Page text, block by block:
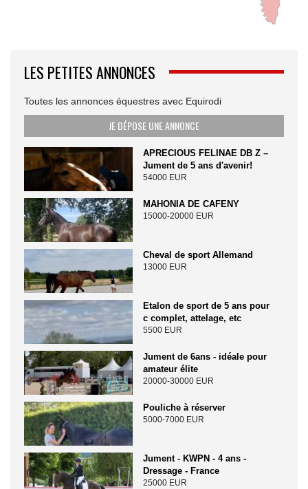
LES PETITES ANNONCES
Toutes les annonces équestres avec Equirodi
JE DÉPOSE UNE ANNONCE
APRECIOUS FELINAE DB Z –
Jument de 5 ans d'avenir!
54000 EUR
MAHONIA DE CAFENY
15000-20000 EUR
Cheval de sport Allemand
13000 EUR
Etalon de sport de 5 ans pour
c complet, attelage, etc
5500 EUR
Jument de 6ans - idéale pour
amateur élite
20000-30000 EUR
Pouliche à réserver
5000-7000 EUR
Jument - KWPN - 4 ans -
Dressage - France
25000 EUR